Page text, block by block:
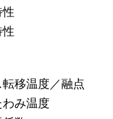
移温度／融点
み温度